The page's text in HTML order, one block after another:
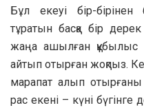
Бұл екеуі бір-
тұратын басқа бір
жаңа ашылған құбылыс
айтып отырған жоқпыз.
марапат алып
рас екені – күні бүгінге